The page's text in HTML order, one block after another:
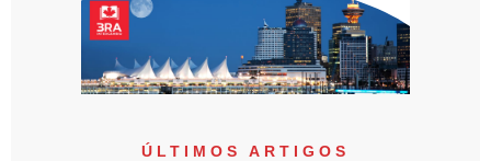
ÚLTIMOS ARTIGOS